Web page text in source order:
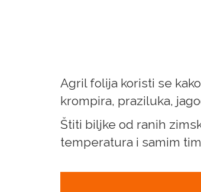
Agril folija koristi se
krompira, praziluka,
Štiti biljke od ranih
temperatura i samim